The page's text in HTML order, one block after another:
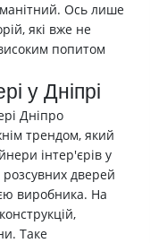
Ось лише
які вже не
попитом
у Дніпрі
трендом, який
інтер'єрів у
дверей
виробника. На
Таке